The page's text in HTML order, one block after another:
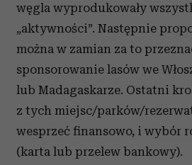
węgla wyprodukowały
„aktywności”. Następnie
można w zamian za to
sponsorowanie lasów we
lub Madagaskarze. Ostatni
z tych miejsc/parków/
wesprzeć finansowo, i wybór
(karta lub przelew bankowy).